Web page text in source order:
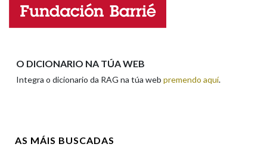
Marcas gramaticais
Nome
O DICIONARIO NA TÚA WEB
Integra o dicionario da RAG na túa web premendo aquí.
AS MÁIS BUSCADAS